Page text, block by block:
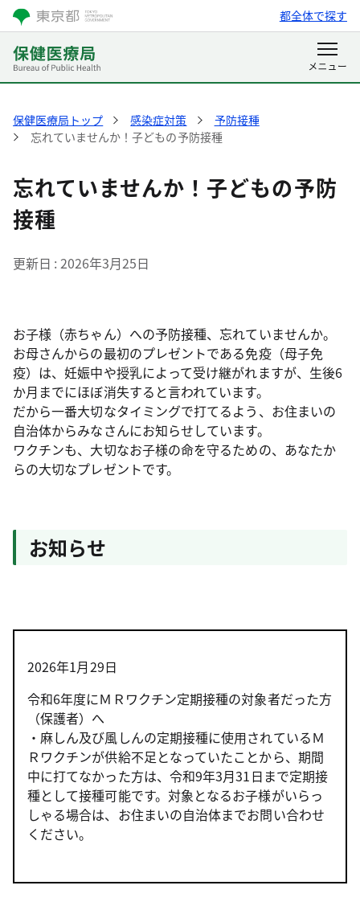
都全体で探す
保健医療局トップ 感染症対策
予防接種
忘れていませんか！子どもの予防接種
忘れていませんか！子どもの予防
接種
更新日 2026年3月25日
お子様（赤ちゃん）への予防接種、忘れていませんか。
お母さんからの最初のプレゼントである免疫（母子免
疫）は、妊娠中や授乳によって受け継がれますが、生後6
か月までにほぼ消失すると言われています。
だから一番大切なタイミングで打てるよう、お住まいの
自治体からみなさんにお知らせしています。
ワクチンも、大切なお子様の命を守るための、あなたか
らの大切なプレゼントです。
お知らせ
2026年1月29日
令和6年度にＭＲワクチン定期接種の対象者だった方
（保護者）へ
・麻しん及び風しんの定期接種に使用されているＭ
Ｒワクチンが供給不足となっていたことから、期間
中に打てなかった方は、令和9年3月31日まで定期接
種として接種可能です。対象となるお子様がいらっ
しゃる場合は、お住まいの自治体までお問い合わせ
ください。